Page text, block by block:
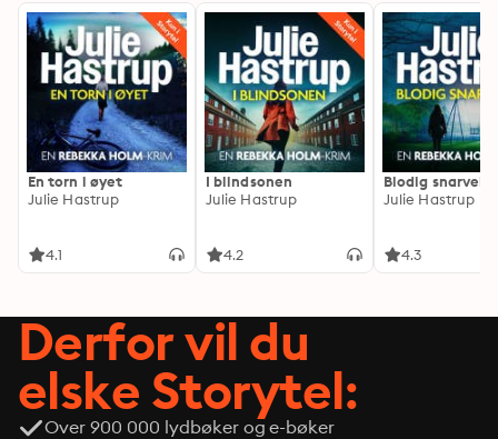
En torn i øyet
Julie Hastrup
4.1
I blindsonen
Julie Hastrup
4.2
Blodig snarvei
Julie Hastrup
4.3
Derfor vil du
elske Storytel:
Over 900 000 lydbøker og e-bøker